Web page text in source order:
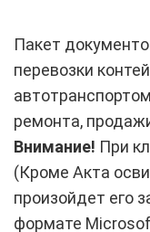
Пакет
перевозки
ремонта,
Внимание! При
(Кроме Акта
произойдет его
формате